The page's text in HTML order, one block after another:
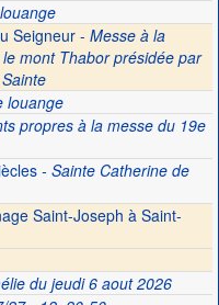
Seigneur - Messe à la
mont Thabor présidée par
louange
propres à la messe du 19e
- Sainte Catherine de
Saint-Joseph à Saint-
du jeudi 6 aout 2026